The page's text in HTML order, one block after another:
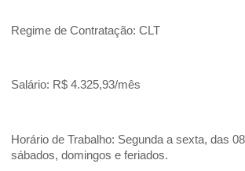
Regime de Contratação: CLT
Salário: R$ 4.325,93/mês
Horário de Trabalho: Segunda a sexta, das
sábados, domingos e feriados.